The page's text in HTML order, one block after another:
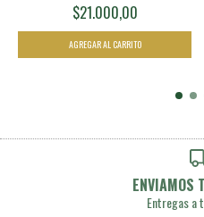
$21.000,00
ENVIAMOS
Entregas a